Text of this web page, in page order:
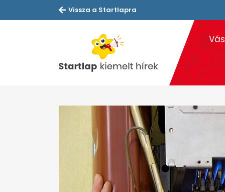
Vissza a Startlapra